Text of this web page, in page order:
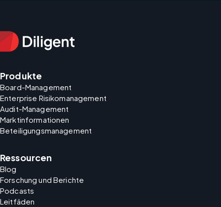
Produkte
Board-Management
Enterprise Risikomanagement
Audit-Management
Marktinformationen
Beteiligungsmanagement
Ressourcen
Blog
Forschung und Berichte
Podcasts
Leitfäden